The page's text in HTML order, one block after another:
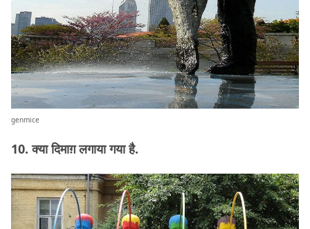
genmice
10. क्या दिमाग़ लगाया गया है.